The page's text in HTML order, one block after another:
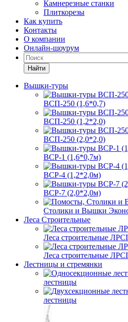
Камнерезные станки
Плиткорезы
Как купить
Контакты
О компании
Онлайн-шоурум
Найти
Вышки-туры
ВСП-250 (1,6*0,7)
ВСП-250 (1,2*2,0)
ВСП-250 (2,0*2,0)
ВСР-1 (1,6*0,7м)
ВСР-4 (1,2*2,0м)
ВСР-7 (2,0*2,0м)
Столики и Вышки
Леса Строительные
Леса строительные
Леса строительные
Лестницы и стремянки
лестницы
лестницы